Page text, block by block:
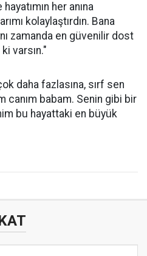
her anına
kolaylaştırdın. Bana
zamanda en güvenilir dost
varsın."
daha fazlasına, sırf sen
canım babam. Senin gibi bir
bu hayattaki en büyük